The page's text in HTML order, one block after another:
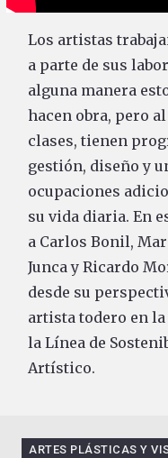
Los artistas
a parte de sus
alguna manera
hacen obra, pero
clases, tienen
gestión, diseño y
ocupaciones
su vida diaria. En
a Carlos Bonil,
Junca y Ricardo
desde su
artista todero en
la Línea de
Artístico.
ARTES PLÁSTICAS Y